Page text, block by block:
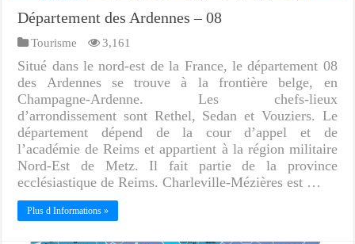
Département des Ardennes – 08
Tourisme 3,161
Situé dans le nord-est de la France, le département 08
des Ardennes se trouve à la frontière belge, en
Champagne-Ardenne. Les chefs-lieux
d’arrondissement sont Rethel, Sedan et Vouziers. Le
département dépend de la cour d’appel et de
l’académie de Reims et appartient à la région militaire
Nord-Est de Metz. Il fait partie de la province
ecclésiastique de Reims. Charleville-Mézières est …
Plus d Informations »